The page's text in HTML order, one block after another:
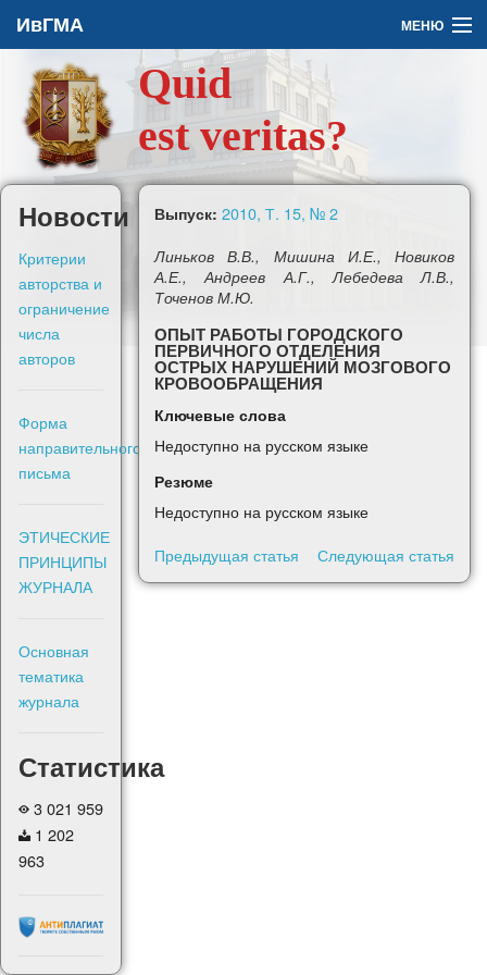
ИвГМА МЕНЮ
Архив
О журнале
Задать вопрос
Правила для авторов
Войти
Quid
est veritas?
Новости
Критерии
авторства и
ограничение
числа
авторов
Форма
направительного
письма
ЭТИЧЕСКИЕ
ПРИНЦИПЫ
ЖУРНАЛА
Основная
тематика
журнала
Статистика
3 021 959
1 202
963
Выпуск: 2010, Т. 15, № 2
Линьков В.В., Мишина И.Е., Новиков
А.Е., Андреев А.Г., Лебедева Л.В.,
Точенов М.Ю.
ОПЫТ РАБОТЫ ГОРОДСКОГО
ПЕРВИЧНОГО ОТДЕЛЕНИЯ
ОСТРЫХ НАРУШЕНИЙ МОЗГОВОГО
КРОВООБРАЩЕНИЯ
Ключевые слова
Недоступно на русском языке
Резюме
Недоступно на русском языке
Предыдущая статья
Следующая статья